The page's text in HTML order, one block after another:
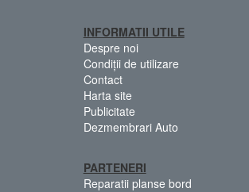
INFORMATII UTILE
Despre noi
Condiții de utilizare
Contact
Harta site
Publicitate
Dezmembrari Auto
PARTENERI
Reparatii planse bord